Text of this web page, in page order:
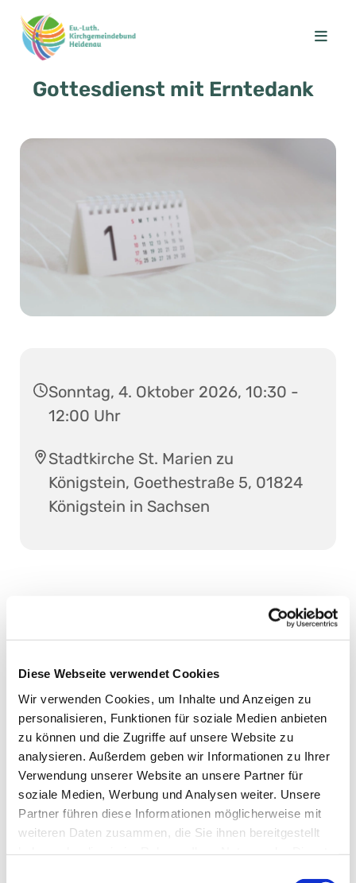
Diese Webseite verwendet Cookies
Wir verwenden Cookies, um Inhalte und Anzeigen zu
personalisieren, Funktionen für soziale Medien anbieten
zu können und die Zugriffe auf unsere Website zu
analysieren. Außerdem geben wir Informationen zu Ihrer
Verwendung unserer Website an unsere Partner für
soziale Medien, Werbung und Analysen weiter. Unsere
Partner führen diese Informationen möglicherweise mit
weiteren Daten zusammen, die Sie ihnen bereitgestellt
Gottesdienst mit Erntedank
Sonntag, 4. Oktober 2026, 10:30 -
12:00 Uhr
Stadtkirche St. Marien zu
Königstein, Goethestraße 5, 01824
Königstein in Sachsen